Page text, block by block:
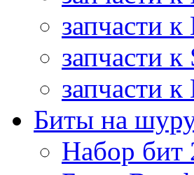
запчасти
запчасти
запчасти
Биты на
Набор бит